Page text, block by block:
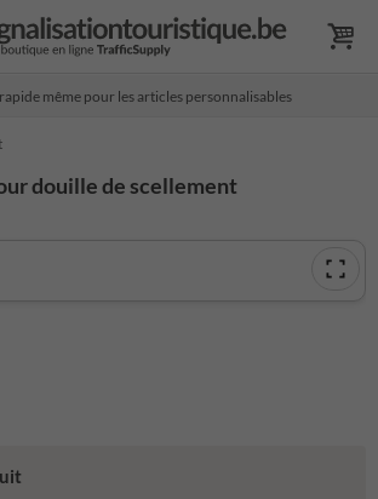
même pour les articles personnalisables
douille de scellement